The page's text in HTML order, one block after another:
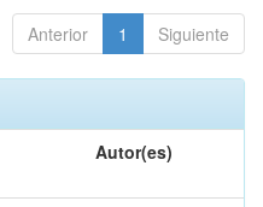
Anterior 1 Siguiente
Autor(es)